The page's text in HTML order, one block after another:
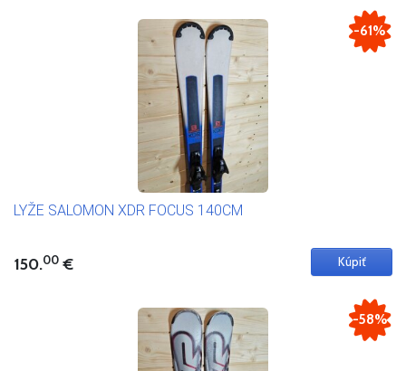
LYŽE SALOMON XDR FOCUS 140CM
150.00 €
-61%
-58%